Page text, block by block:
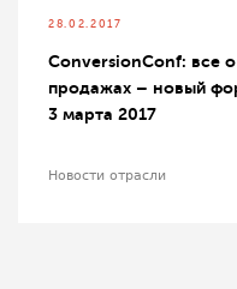
28.02.2017
ConversionConf: все
продажах – новый
3 марта 2017
Новости отрасли